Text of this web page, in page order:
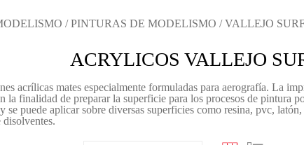
/PINTURAS DE MODELISMO / VALLEJO
ACRYLICOS VALLEJO
acrílicas mates especialmente formuladas para aerografía. La
la finalidad de preparar la superficie para los procesos de pintura
se puede aplicar sobre diversas superficies como resina, pvc,